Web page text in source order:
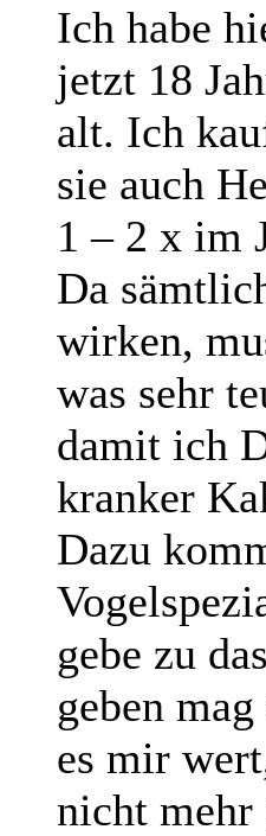
Ich habe
jetzt 18
alt. Ich
sie auch
1 – 2 x im
Da
wirken,
was sehr
damit ich
kranker
Dazu
gebe zu
geben
es mir
nicht mehr